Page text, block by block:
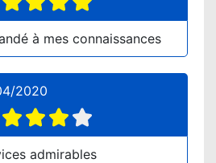
à mes connaissances
2020
admirables